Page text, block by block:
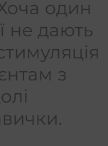
один
не дають
з